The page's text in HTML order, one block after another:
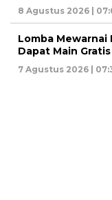
8 Agustus 2026 |
Lomba
Dapat Main Gratis
7 Agustus 2026 |